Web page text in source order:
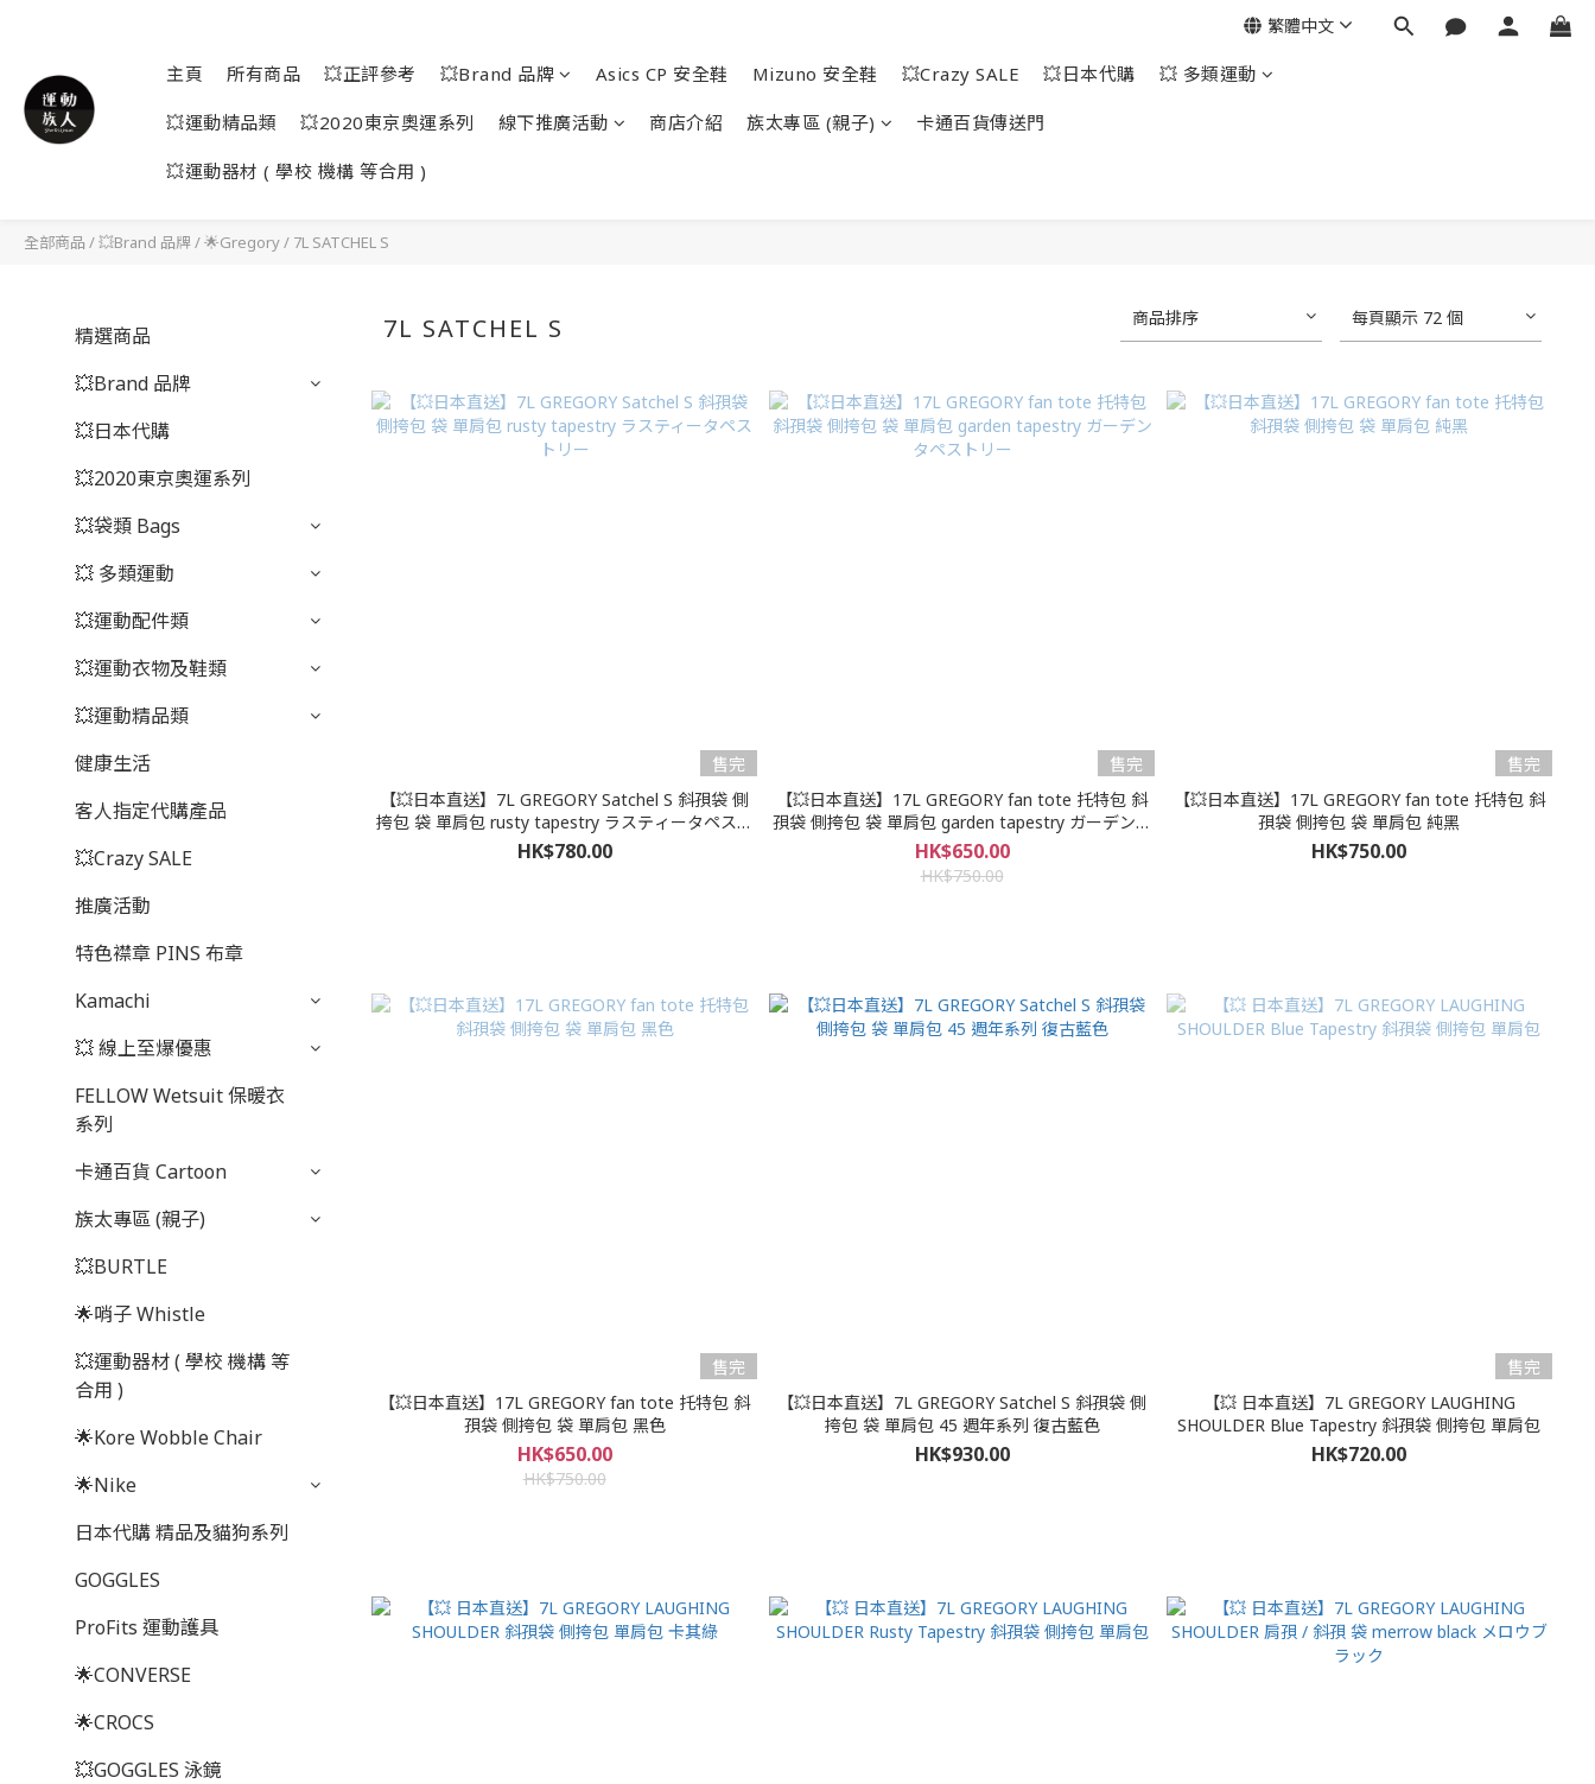
主頁 所有商品 💥正評參考 💥Brand 品牌 Asics CP 安全鞋 Mizuno 安全鞋 💥Crazy SALE 💥日本代購 💥 多類運動
💥運動精品類 💥2020東京奧運系列 線下推廣活動 商店介紹 族太專區 (親子) 卡通百貨傳送門
💥運動器材 ( 學校 機構 等合用 )
繁體中文
全部商品 /💥Brand 品牌/🌟Gregory/ 7L SATCHEL S
精選商品
💥Brand 品牌
💥日本代購
💥2020東京奧運系列
💥袋類 Bags
💥 多類運動
💥運動配件類
💥運動衣物及鞋類
💥運動精品類
健康生活
客人指定代購產品
💥Crazy SALE
推廣活動
特色襟章 PINS 布章
Kamachi
💥 線上至爆優惠
FELLOW Wetsuit 保暖衣
系列
卡通百貨 Cartoon
族太專區 (親子)
💥BURTLE
🌟哨子 Whistle
💥運動器材 ( 學校 機構 等
合用 )
🌟Kore Wobble Chair
🌟Nike
日本代購 精品及貓狗系列
GOGGLES
ProFits 運動護具
🌟CONVERSE
🌟CROCS
💥GOGGLES 泳鏡
7L SATCHEL S 商品排序 每頁顯示 72 個
售完
【💥日本直送】7L GREGORY Satchel S 斜孭袋 側
挎包 袋 單肩包 rusty tapestry ラスティータペスト
リー
HK$780.00
售完
【💥日本直送】17L GREGORY fan tote 托特包 斜
孭袋 側挎包 袋 單肩包 garden tapestry ガーデンタ
ペストリー
HK$650.00
HK$750.00
售完
【💥日本直送】17L GREGORY fan tote 托特包 斜
孭袋 側挎包 袋 單肩包 純黑
HK$750.00
售完
【💥日本直送】17L GREGORY fan tote 托特包 斜
孭袋 側挎包 袋 單肩包 黑色
HK$650.00
HK$750.00
【💥日本直送】7L GREGORY Satchel S 斜孭袋 側
挎包 袋 單肩包 45 週年系列 復古藍色
HK$930.00
售完
【💥 日本直送】7L GREGORY LAUGHING
SHOULDER Blue Tapestry 斜孭袋 側挎包 單肩包
HK$720.00